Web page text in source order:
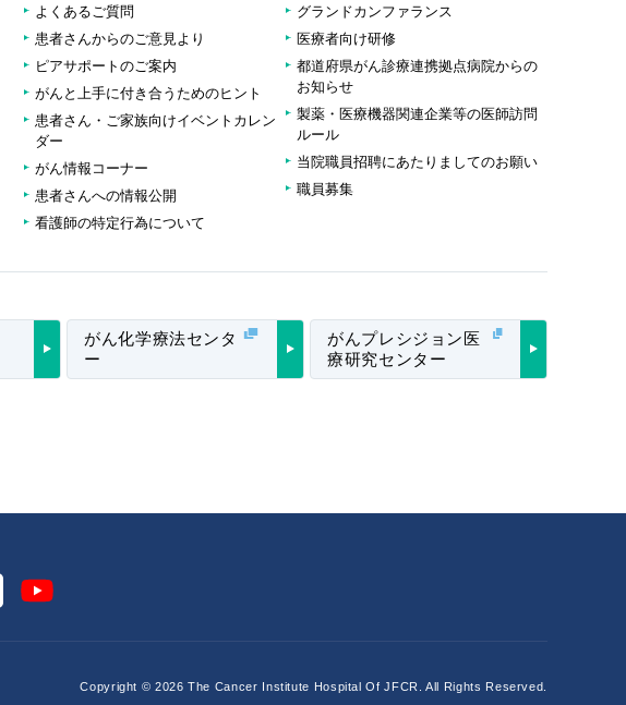
よくあるご質問
患者さんからのご意見より
ピアサポートのご案内
がんと上手に付き合うためのヒント
患者さん・ご家族向けイベントカレン
ダー
がん情報コーナー
患者さんへの情報公開
看護師の特定行為について
グランドカンファランス
医療者向け研修
都道府県がん診療連携拠点病院からの
お知らせ
製薬・医療機器関連企業等の医師訪問
ルール
当院職員招聘にあたりましてのお願い
職員募集
がん化学療法センタ
ー
がんプレシジョン医
療研究センター
Copyright ©2026 The Cancer Institute Hospital Of JFCR.All Rights Reserved.